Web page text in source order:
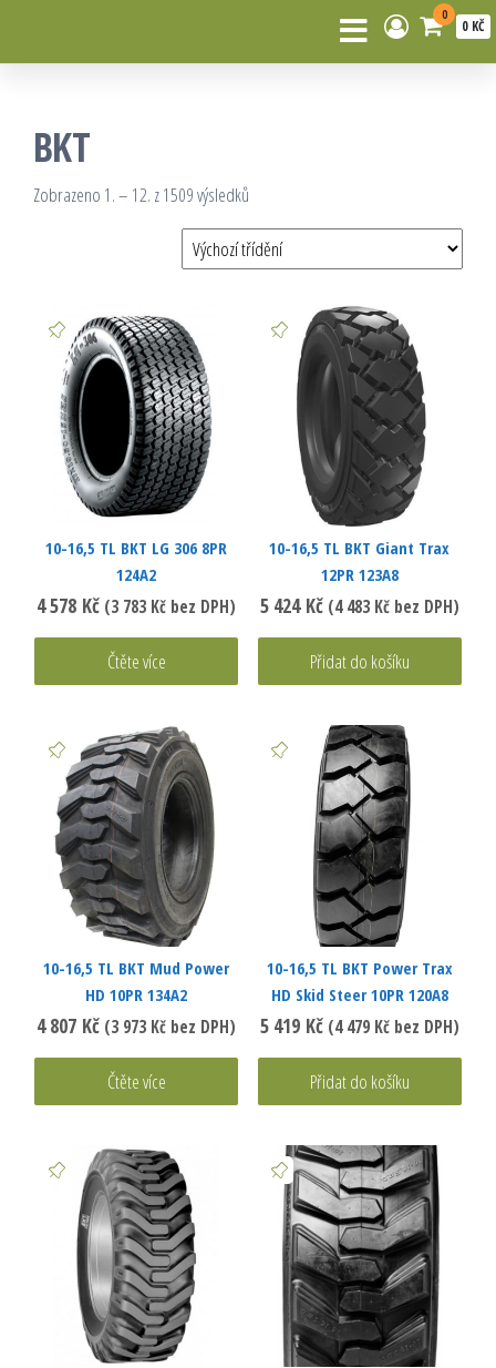
0
0 KČ
BKT
Zobrazeno 1. – 12. z 1509 výsledků
10-16,5 TL BKT LG 306 8PR
124A2
4 578 Kč (3 783 Kč bez DPH)
Čtěte více
10-16,5 TL BKT Giant Trax
12PR 123A8
5 424 Kč (4 483 Kčbez DPH)
Přidat do košíku
10-16,5 TL BKT Mud Power
HD 10PR 134A2
4 807 Kč (3 973 Kč bez DPH)
Čtěte více
10-16,5 TL BKT Power Trax
HD Skid Steer 10PR 120A8
5 419 Kč (4 479 Kčbez DPH)
Přidat do košíku